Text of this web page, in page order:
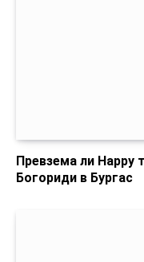
Превзема ли Happy
Богориди в Бургас